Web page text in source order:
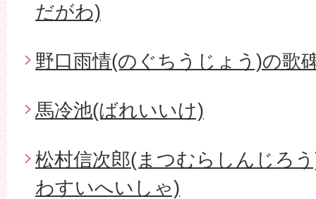
だがわ)
野口雨情(のぐちうじょう)の歌
馬冷池(ばれいいけ)
松村信次郎(まつむらしんじろ
わすいへいしゃ)